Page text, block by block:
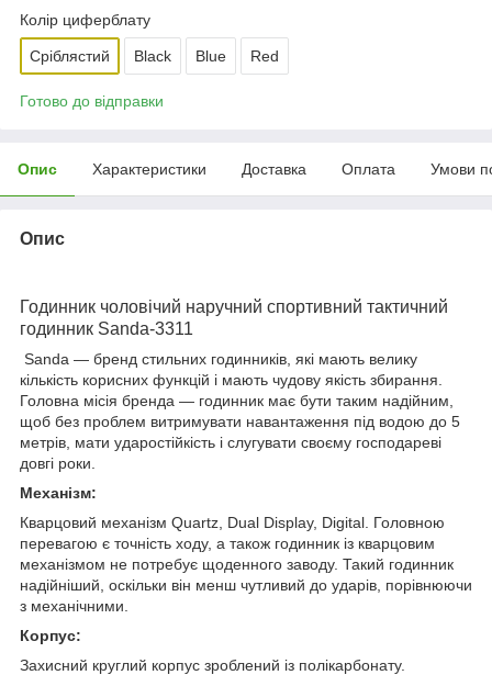
Колір циферблату
Сріблястий Black Blue Red
Готово до відправки
Опис Характеристики Доставка Оплата Умови
Опис
Годинник чоловічий наручний спортивний тактичний
годинник Sanda-3311
Sanda — бренд стильних годинників, які мають велику
кількість корисних функцій і мають чудову якість збирання.
Головна місія бренда — годинник має бути таким надійним,
щоб без проблем витримувати навантаження під водою до 5
метрів, мати ударостійкість і слугувати своєму господареві
довгі роки.
Механізм:
Кварцовий механізм Quartz, Dual Display, Digital. Головною
перевагою є точність ходу, а також годинник із кварцовим
механізмом не потребує щоденного заводу. Такий годинник
надійніший, оскільки він менш чутливий до ударів, порівнюючи
з механічними.
Корпус:
Захисний круглий корпус зроблений із полікарбонату.